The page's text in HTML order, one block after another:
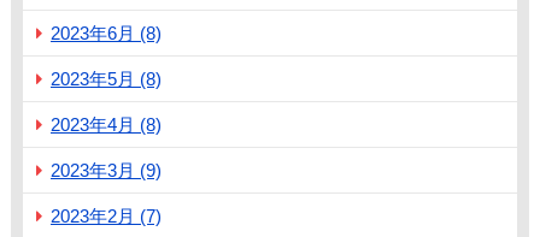
2023年6月 (8)
2023年5月 (8)
2023年4月 (8)
2023年3月 (9)
2023年2月 (7)